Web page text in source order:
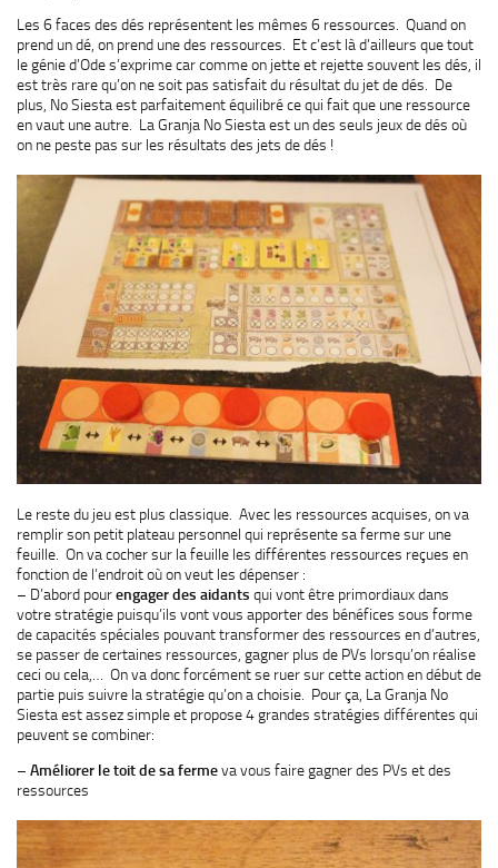
Les 6 faces des dés représentent les mêmes 6 ressources. Quand on
prend un dé, on prend une des ressources. Et c’est là d’ailleurs que tout
le génie d’Ode s’exprime car comme on jette et rejette souvent les dés, il
est très rare qu’on ne soit pas satisfait du résultat du jet de dés. De
plus, No Siesta est parfaitement équilibré ce qui fait que une ressource
en vaut une autre. La Granja No Siesta est un des seuls jeux de dés où
on ne peste pas sur les résultats des jets de dés !
Le reste du jeu est plus classique. Avec les ressources acquises, on va
remplir son petit plateau personnel qui représente sa ferme sur une
feuille. On va cocher sur la feuille les différentes ressources reçues en
fonction de l’endroit où on veut les dépenser :
– D’abord pourengager des aidants qui vont être primordiaux dans
votre stratégie puisqu’ils vont vous apporter des bénéfices sous forme
de capacités spéciales pouvant transformer des ressources en d’autres,
se passer de certaines ressources, gagner plus de PVs lorsqu’on réalise
ceci ou cela,… On va donc forcément se ruer sur cette action en début de
partie puis suivre la stratégie qu’on a choisie. Pour ça, La Granja No
Siesta est assez simple et propose 4 grandes stratégies différentes qui
peuvent se combiner:
– Améliorer le toit de sa fermeva vous faire gagner des PVs et des
ressources